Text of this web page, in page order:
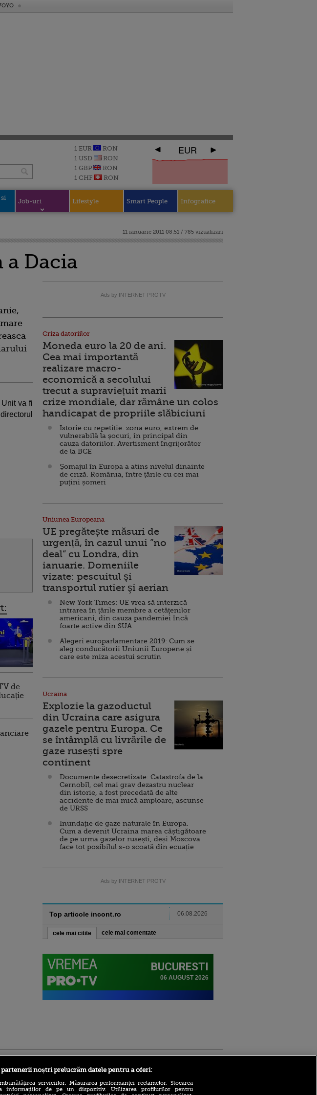
1 EUR
RON
1 USD
RON
1 GBP
RON
1 CHF
RON
EUR
Job-uri Lifestyle Smart People Infografice
11 ianuarie 2011 08:51 / 785 vizualizari
Dacia
va fi
de
Ads by INTERNET PROTV
Criza datoriilor
Moneda euro la 20 de ani.
Cea mai importantă
realizare macro-
economică a secolului
trecut a supraviețuit marii
crize mondiale, dar rămâne un colos
handicapat de propriile slăbiciuni
Istorie cu repetiție: zona euro, extrem de
vulnerabilă la șocuri, în principal din
cauza datoriilor. Avertisment îngrijorător
de la BCE
Șomajul în Europa a atins nivelul dinainte
de criză. România, între țările cu cei mai
puțini șomeri
Uniunea Europeana
UE pregătește măsuri de
urgență, în cazul unui ”no
deal” cu Londra, din
ianuarie. Domeniile
vizate: pescuitul şi
transportul rutier şi aerian
New York Times: UE vrea să interzică
intrarea în țările membre a cetăţenilor
americani, din cauza pandemiei încă
foarte active din SUA
Alegeri europarlamentare 2019: Cum se
aleg conducătorii Uniunii Europene și
care este miza acestui scrutin
Ucraina
Explozie la gazoductul
din Ucraina care asigura
gazele pentru Europa. Ce
se întâmplă cu livrările de
gaze rusești spre
continent
Documente desecretizate: Catastrofa de la
Cernobîl, cel mai grav dezastru nuclear
din istorie, a fost precedată de alte
accidente de mai mică amploare, ascunse
de URSS
Inundație de gaze naturale în Europa.
Cum a devenit Ucraina marea câștigătoare
de pe urma gazelor rusești, deși Moscova
face tot posibilul s-o scoată din ecuație
Ads by INTERNET PROTV
Top articole incont.ro 06.08.2026
cele mai citite cele mai comentate
partenerii noștri prelucrăm datele pentru a oferi:
serviciilor. Măsurarea performanței reclamelor. Stocarea
informațiilor de pe un dispozitiv. Utilizarea profilurilor pentru